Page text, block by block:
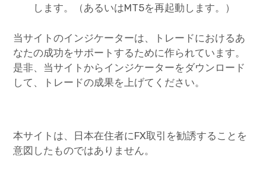
します。（あるいはMT5を再起動します。）
当サイトのインジケーターは、トレードにおけるあ
なたの成功をサポートするために作られています。
是非、当サイトからインジケーターをダウンロード
して、トレードの成果を上げてください。
本サイトは、日本在住者にFX取引を勧誘することを
意図したものではありません。